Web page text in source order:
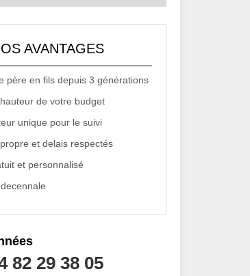
AVANTAGES
père en fils depuis 3 générations
de votre budget
unique pour le suivi
et delais respectés
et personnalisé
82 29 38 05